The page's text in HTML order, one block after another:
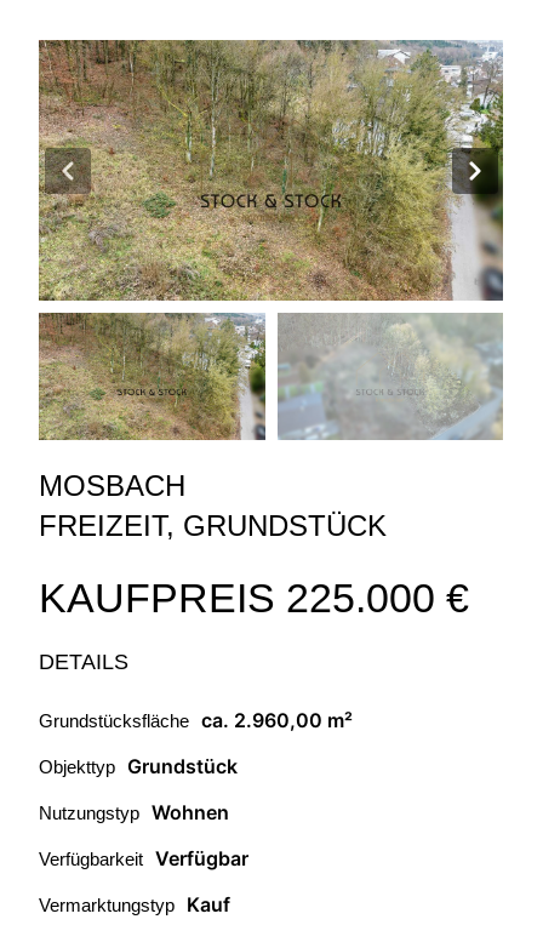
MOSBACH
FREIZEIT, GRUNDSTÜCK
KAUFPREIS 225.000 €
DETAILS
Grundstücksfläche ca. 2.960,00 m²
Objekttyp Grundstück
Nutzungstyp Wohnen
Verfügbarkeit Verfügbar
Vermarktungstyp Kauf